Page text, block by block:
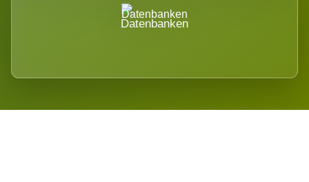
Datenbanken